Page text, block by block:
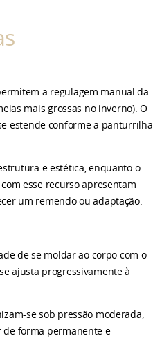
a regulagem manual da
mais grossas no inverno). O
estende conforme a panturrilha
e estética, enquanto o
esse recurso apresentam
um remendo ou adaptação.
de se moldar ao corpo com o
ajusta progressivamente à
se sob pressão moderada,
forma permanente e